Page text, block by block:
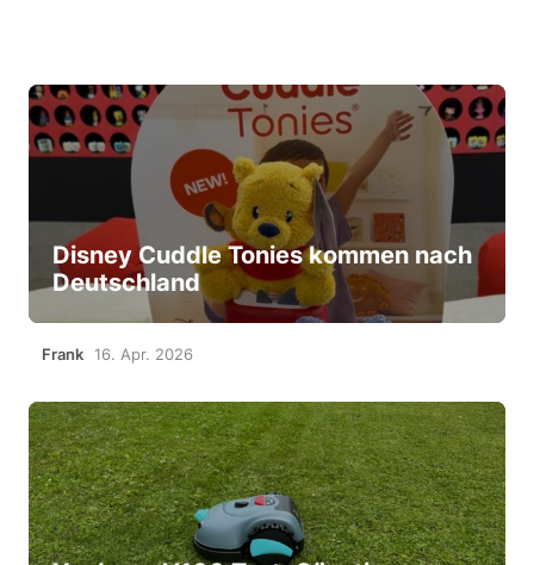
Disney Cuddle Tonies kommen nach
Deutschland
Frank 16. Apr. 2026